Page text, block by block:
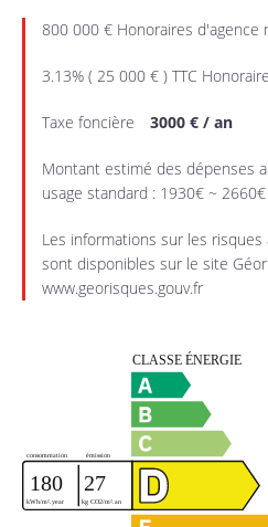
800 000 € Honoraires d'agence
3.13% ( 25 000 € ) TTC
Taxe foncière 3000 € / an
Montant estimé des dépenses
usage standard : 1930€ ~ 2660€
Les informations sur les
sont disponibles sur le site
www.georisques.gouv.fr